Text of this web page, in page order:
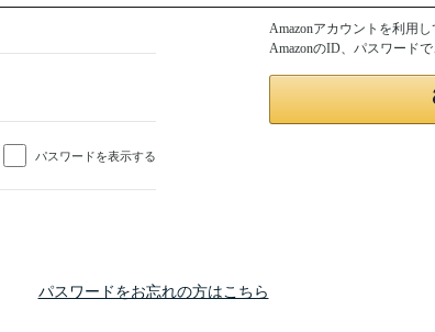
パスワードを表示する
パスワードをお忘れの方はこちら
Amazonアカウントを利用
AmazonのID、パスワード